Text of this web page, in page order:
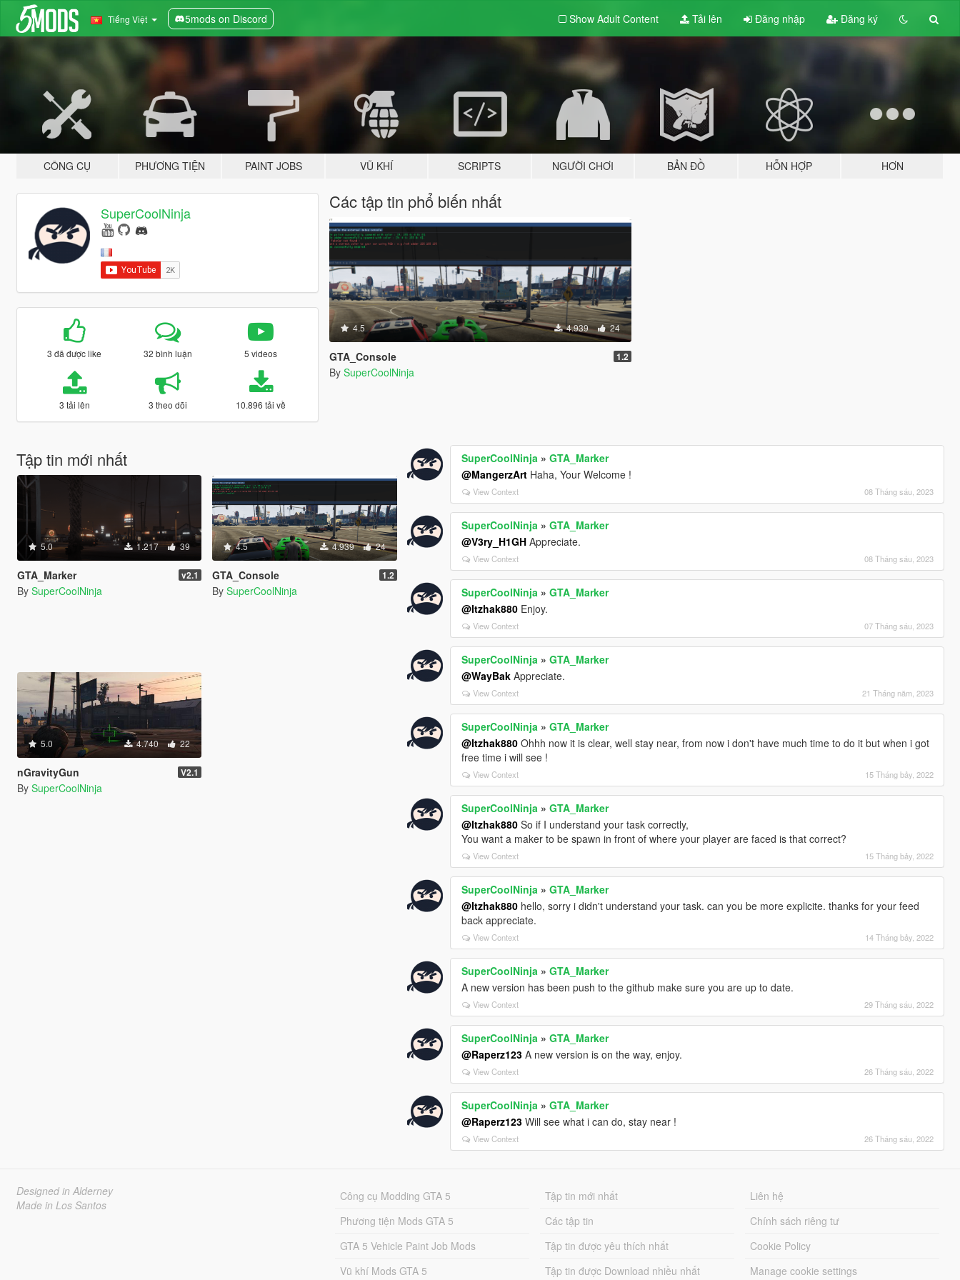
Tiếng Việt 5mods on Discord Show Adult Content Tải lên Đăng nhập Đăng ký
CÔNG CỤ PHƯƠNG TIỆN PAINT JOBS VŨ KHÍ SCRIPTS NGƯỜI CHƠI BẢN ĐỒ HỖN HỢP HƠN
SuperCoolNinja
3 đã được like 32 bình luận 5 videos
3 tải lên 3 theo dõi 10.896 tải về
Các tập tin phổ biến nhất
4.5 4.939 24
GTA_Console 1.2
By SuperCoolNinja
Tập tin mới nhất
5.0 1.217 39
GTA_Marker v2.1
By SuperCoolNinja
4.5 4.939 24
GTA_Console 1.2
By SuperCoolNinja
5.0 4.740 22
nGravityGun V2.1
By SuperCoolNinja
SuperCoolNinja »GTA_Marker
@MangerzArt Haha, Your Welcome !
View Context 08 Tháng sáu, 2023
SuperCoolNinja »GTA_Marker
@V3ry_H1GH Appreciate.
View Context 08 Tháng sáu, 2023
SuperCoolNinja »GTA_Marker
@Itzhak880 Enjoy.
View Context 07 Tháng sáu, 2023
SuperCoolNinja »GTA_Marker
@WayBak Appreciate.
View Context 21 Tháng năm, 2023
SuperCoolNinja »GTA_Marker
@Itzhak880 Ohhh now it is clear, well stay near, from now i don't have much time to do it but when i got
free time i will see !
View Context 15 Tháng bảy, 2022
SuperCoolNinja »GTA_Marker
@Itzhak880 So if I understand your task correctly,
You want a maker to be spawn in front of where your player are faced is that correct?
View Context 15 Tháng bảy, 2022
SuperCoolNinja »GTA_Marker
@Itzhak880 hello, sorry i didn't understand your task. can you be more explicite. thanks for your feed
back appreciate.
View Context 14 Tháng bảy, 2022
SuperCoolNinja »GTA_Marker
A new version has been push to the github make sure you are up to date.
View Context 29 Tháng sáu, 2022
SuperCoolNinja »GTA_Marker
@Raperz123 A new version is on the way, enjoy.
View Context 26 Tháng sáu, 2022
SuperCoolNinja »GTA_Marker
@Raperz123 Will see what i can do, stay near !
View Context 26 Tháng sáu, 2022
Designed in Alderney
Made in Los Santos
Công cụ Modding GTA 5
Phương tiện Mods GTA 5
GTA 5 Vehicle Paint Job Mods
Vũ khí Mods GTA 5
Tập tin mới nhất
Các tập tin
Tập tin được yêu thích nhất
Tập tin được Download nhiều nhất
Liên hệ
Chính sách riêng tư
Cookie Policy
Manage cookie settings